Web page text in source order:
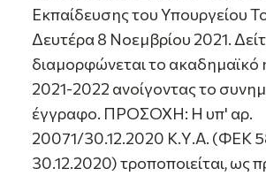
Εκπαίδευσης του Υπουργείου
Δευτέρα 8 Νοεμβρίου 2021.
διαμορφώνεται το ακαδημαϊκό
2021-2022 ανοίγοντας το
έγγραφο. ΠΡΟΣΟΧΗ: Η υπ' αρ.
20071/30.12.2020 Κ.Υ.Α. (ΦΕΚ
30.12.2020) τροποποιείται, ως